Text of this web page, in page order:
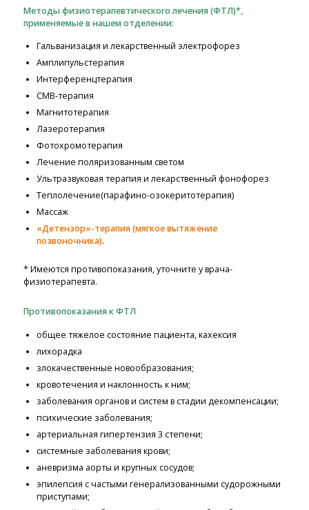
Методы физиотерапевтического лечения (ФТЛ)*,
применяемые в нашем отделении:
Гальванизация и лекарственный электрофорез
Амплипульстерапия
Интерференцтерапия
СМВ-терапия
Магнитотерапия
Лазеротерапия
Фотохромотерапия
Лечение поляризованным светом
Ультразвуковая терапия и лекарственный фонофорез
Теплолечение(парафино-озокеритотерапия)
Массаж
«Детензор»-терапия (мягкое вытяжение
позвоночника).
* Имеются противопоказания, уточните у врача-
физиотерапевта.
Противопоказания к ФТЛ
общее тяжелое состояние пациента, кахексия
лихорадка
злокачественные новообразования;
кровотечения и наклонность к ним;
заболевания органов и систем в стадии декомпенсации;
психические заболевания;
артериальная гипертензия 3 степени;
системные заболевания крови;
аневризма аорты и крупных сосудов;
эпилепсия с частыми генерализованными судорожными
приступами;